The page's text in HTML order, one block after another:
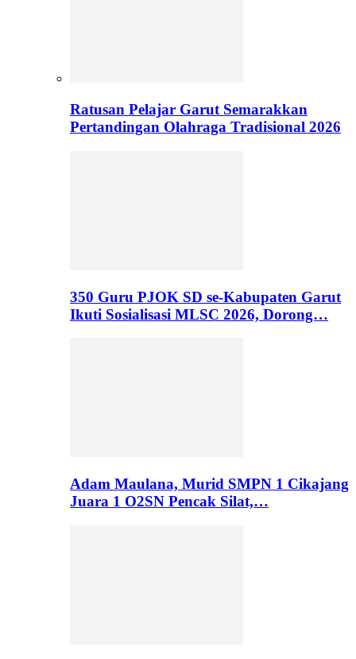
Ratusan Pelajar Garut Semarakkan
Pertandingan Olahraga Tradisional 2026
350 Guru PJOK SD se-Kabupaten Garut
Ikuti Sosialisasi MLSC 2026, Dorong…
Adam Maulana, Murid SMPN 1 Cikajang
Juara 1 O2SN Pencak Silat,…